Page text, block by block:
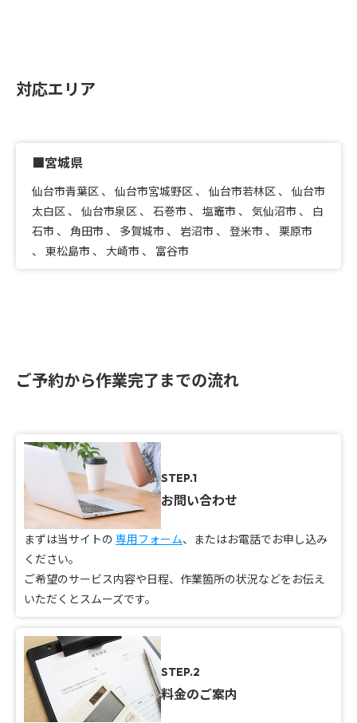
対応エリア
■宮城県
仙台市青葉区 、 仙台市宮城野区 、 仙台市若林区 、 仙台市
太白区 、 仙台市泉区 、 石巻市 、 塩竈市 、 気仙沼市 、 白
石市 、 角田市 、 多賀城市 、 岩沼市 、 登米市 、 栗原市
、 東松島市 、 大崎市 、 富谷市
ご予約から作業完了までの流れ
STEP.1
お問い合わせ
まずは当サイトの 専用フォーム、またはお電話でお申し込み
ください。
ご希望のサービス内容や日程、作業箇所の状況などをお伝え
いただくとスムーズです。
STEP.2
料金のご案内